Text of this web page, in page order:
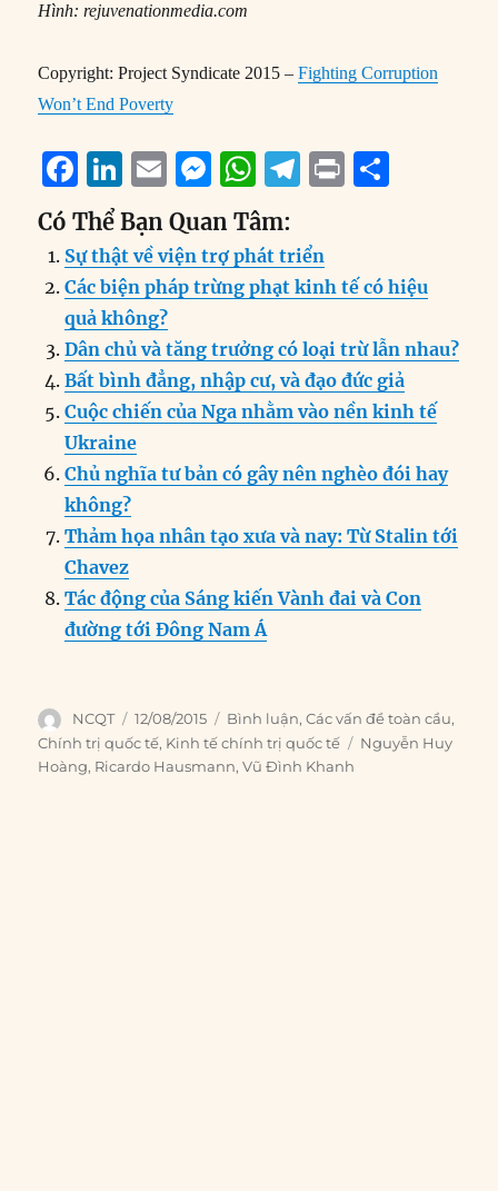
Hình:rejuvenationmedia.com
Copyright: Project Syndicate 2015 –Fighting Corruption
Won’t End Poverty
F
a
c
e
b
o
o
k
Li
n
k
e
d
I
n
E
m
ai
l
M
e
ss
e
n
g
er
W
h
at
s
A
p
p
T
e
g
r
a
m
P
t
re
Có Thể Bạn Quan Tâm:
Sự thật về viện trợ phát triển
Các biện pháp trừng phạt kinh tế có hiệu
quả không?
Dân chủ và tăng trưởng có loại trừ lẫn nhau?
Bất bình đẳng, nhập cư, và đạo đức giả
Cuộc chiến của Nga nhằm vào nền kinh tế
Ukraine
Chủ nghĩa tư bản có gây nên nghèo đói hay
không?
Thảm họa nhân tạo xưa và nay: Từ Stalin tới
Chavez
Tác động của Sáng kiến Vành đai và Con
đường tới Đông Nam Á
Author
NCQT
Posted
on
12/08/2015 Categories
Bình luận,Các vấn đề toàn cầu,
Chính trị quốc tế, Kinh tế chính trị quốc tế Tags
Nguyễn Huy
Hoàng, Ricardo Hausmann,Vũ Đình Khanh